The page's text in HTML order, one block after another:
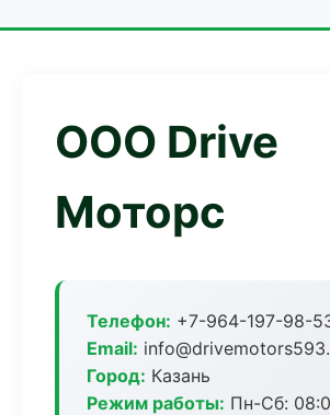
ООО Drive
Моторс
Телефон: +7-964-197-98-
Email:
Город: Казань
Режим работы: Пн-Сб: